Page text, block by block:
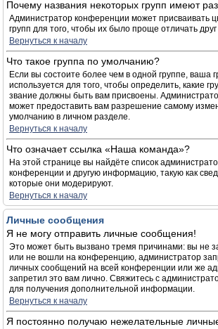
Почему названия некоторых групп имеют
Администратор конференции может присваивать
групп для того, чтобы их было проще отличать друг
Вернуться к началу
Что такое группа по умолчанию?
Если вы состоите более чем в одной группе, ваша
используется для того, чтобы определить, какие
звание должны быть вам присвоены.
может предоставить вам разрешение самому
умолчанию в личном разделе.
Вернуться к началу
Что означает ссылка «Наша команда»?
На этой странице вы найдёте список
конференции и другую информацию, такую как
которые они модерируют.
Вернуться к началу
Личные сообщения
Я не могу отправить личные сообщения!
Это может быть вызвано тремя причинами: вы не
или не вошли на конференцию, администратор
личных сообщений на всей конференции или же
запретил это вам лично. Свяжитесь с
для получения дополнительной информации.
Вернуться к началу
Я постоянно получаю нежелательные